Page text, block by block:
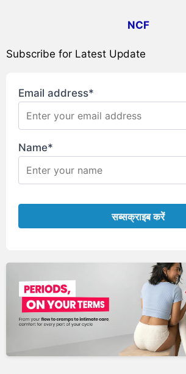
NCF
Subscribe for Latest Update
Email address*
Name*